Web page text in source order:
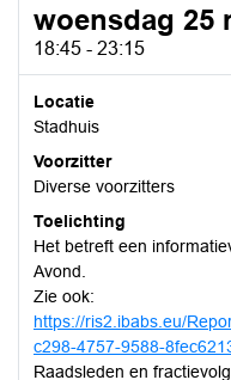
woensdag 25
18:45 - 23:15
Locatie
Stadhuis
Voorzitter
Diverse voorzitters
Toelichting
Het betreft een
Avond.
Zie ook:
https://ris2.ibabs.eu/
c298-4757-9588-
Raadsleden en